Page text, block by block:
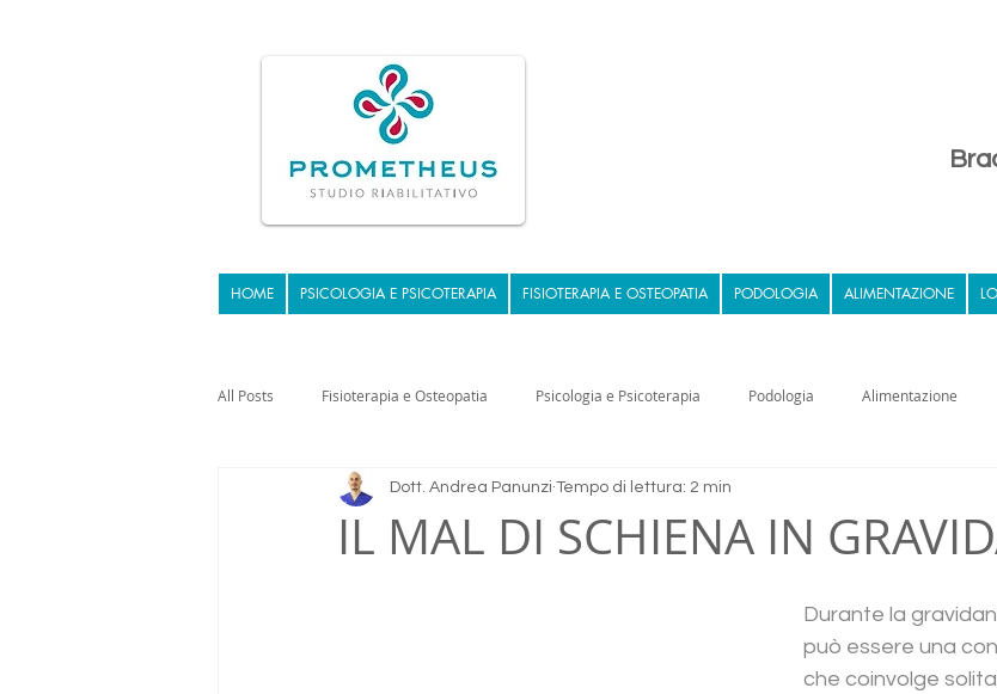
HOME PSICOLOGIA E PSICOTERAPIA FISIOTERAPIA E OSTEOPATIA PODOLOGIA ALIMENTAZIONE
All Posts Fisioterapia e Osteopatia Psicologia e Psicoterapia Podologia Alimentazione
IL MAL DI SCHIENA IN
Dott. Andrea Panunzi Tempo di lettura: 2 min
Durante la
può essere una
che coinvolge